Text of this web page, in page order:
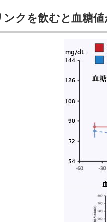
クを飲むと血糖値